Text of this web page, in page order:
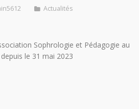
Actualités
Sophrologie et Pédagogie au
le 31 mai 2023